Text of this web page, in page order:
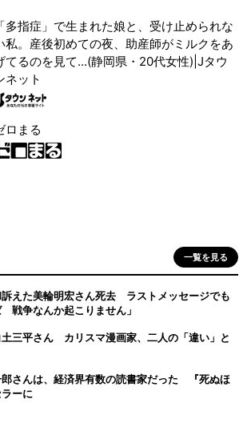
「多指症」で生まれた娘と、受け止められな
私。産後初めての夜、助産師がミルクをあ
てるのを見て...(静岡県・20代女性)|Jタウ
ネット
ロまる
一覧を見る
えた美輪明宏さん死去 ラストメッセージでも
戦争なんか起こりません」
三平さん カリスマ漫画家、二人の「違い」と
さんは、経済界有数の読書家だった 『死ぬほ
ーに